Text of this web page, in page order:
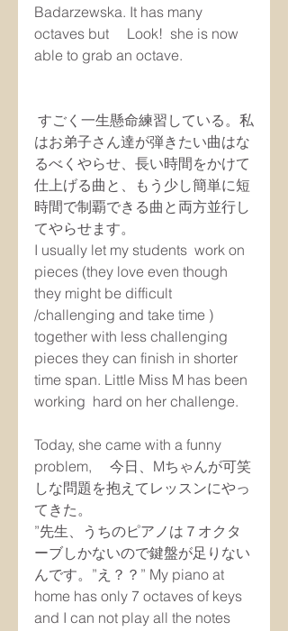
Badarzewska. It has many
octaves but 　Look!  she is now
able to grab an octave.
はお弟子さん達が弾きたい曲はな
るべくやらせ、長い時間をかけて
仕上げる曲と、もう少し簡単に短
時間で制覇できる曲と両方並行し
てやらせます。
I usually let my students  work on
pieces (they love even though
they might be difficult
/challenging and take time )
together with less challenging
pieces they can finish in shorter
time span. Little Miss M has been
working  hard on her challenge.
Today, she came with a funny
problem, 　今日、Mちゃんが可笑
しな問題を抱えてレッスンにやっ
てきた。
”先生、うちのピアノは７オクタ
ーブしかないので鍵盤が足りない
んです。”え？？” My piano at
home has only 7 octaves of keys
and I can not play all the notes